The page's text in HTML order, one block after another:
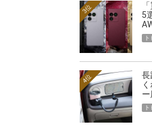
5
3位
長
ー
4位